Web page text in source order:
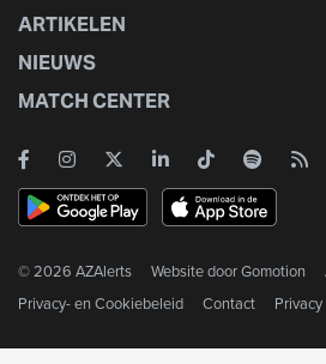
ARTIKELEN
NIEUWS
MATCH CENTER
© 2026 AZAlerts Website doorGomotion
Privacy- en Cookiebeleid
Contact